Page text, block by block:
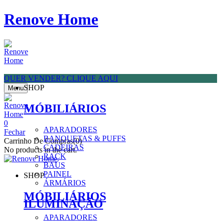
Renove Home
SHOP
MÓBILIÁRIOS
APARADORES
BANQUETAS & PUFFS
CADEIRAS
RACK
BAÚS
PAINEL
ÁRMÁRIOS
ILUMINAÇÃO
QUER VENDER? CLIQUE AQUI
Menu
0
Fechar
Carrinho De Compras(0)
No products in the cart.
SHOP
MÓBILIÁRIOS
APARADORES